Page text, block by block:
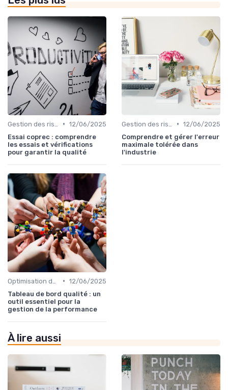
• 12/06/2025
Essai coprec : comprendre
les essais et vérifications
pour garantir la qualité
• 12/06/2025
Comprendre et gérer l'erreur
maximale tolérée dans
l'industrie
• 12/06/2025
Tableau de bord qualité : un
outil essentiel pour la
gestion de la performance
À lire aussi